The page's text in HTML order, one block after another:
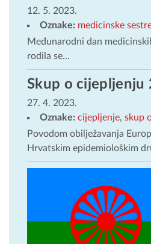
12. 5. 2023.
Oznake: medicinske
Međunarodni dan
rodila se…
Skup o cijepljenju
27. 4. 2023.
Oznake: cijepljenje, skup
Povodom obilježavanja
Hrvatskim epidemiološkim